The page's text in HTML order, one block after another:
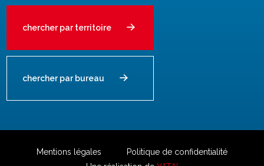
chercher par territoire
chercher par bureau
Mentions légales
Politique de confidentialité